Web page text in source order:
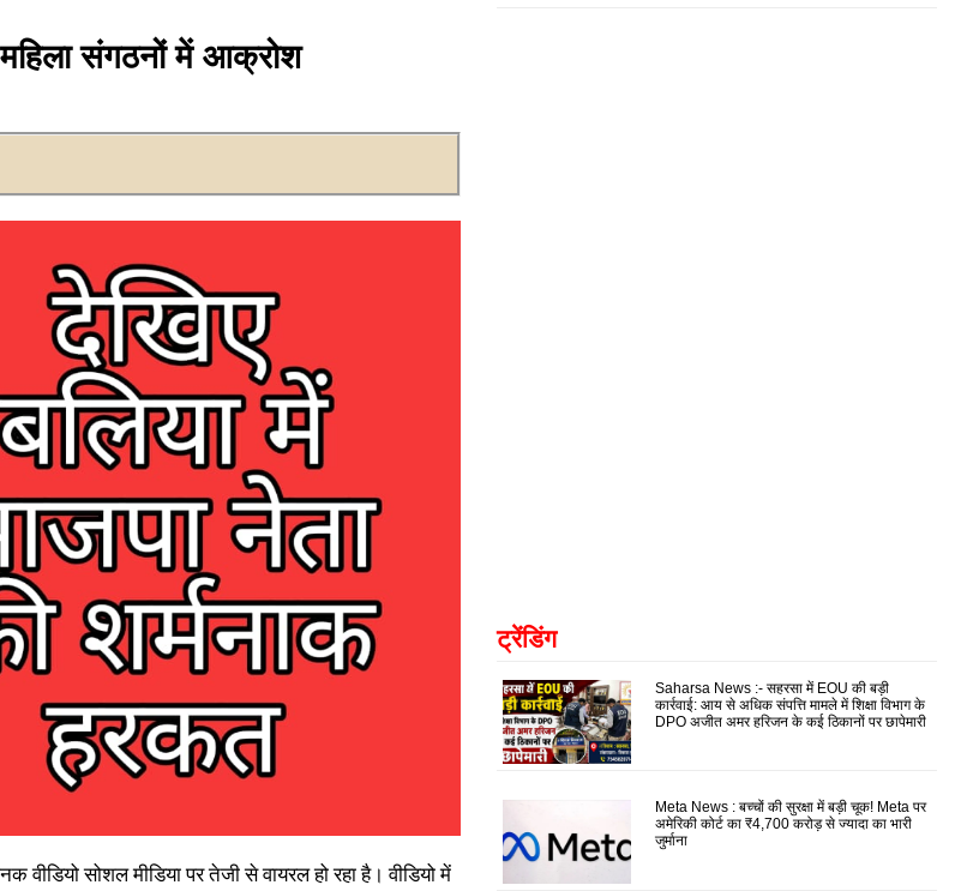
संगठनों में आक्रोश
सोशल मीडिया पर तेजी से वायरल हो रहा है। वीडियो में
ट्रेंडिंग
Saharsa News :- सहरसा में EOU की बड़ी
कार्रवाई: आय से अधिक संपत्ति मामले में शिक्षा विभाग के
DPO अजीत अमर हरिजन के कई ठिकानों पर छापेमारी
Meta News : बच्चों की सुरक्षा में बड़ी चूक! Meta पर
अमेरिकी कोर्ट का ₹4,700 करोड़ से ज्यादा का भारी
जुर्माना